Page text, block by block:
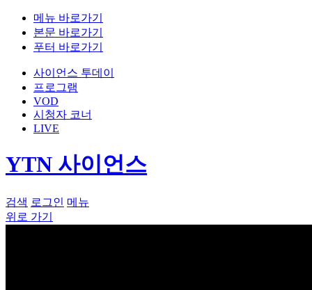
메뉴 바로가기
본문 바로가기
푸터 바로가기
사이언스 투데이
프로그램
VOD
시청자 코너
LIVE
YTN 사이언스
검색 로그인 메뉴
위로 가기